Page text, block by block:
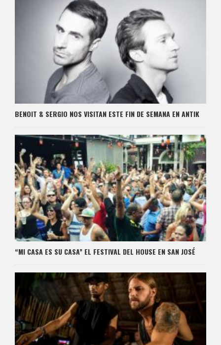
BENOIT & SERGIO NOS VISITAN ESTE FIN DE SEMANA EN ANTIK
“MI CASA ES SU CASA” EL FESTIVAL DEL HOUSE EN SAN JOSÉ